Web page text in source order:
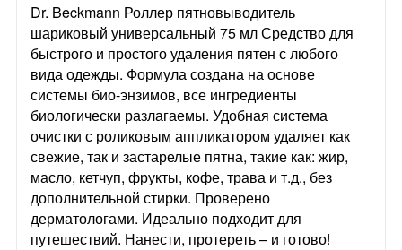
Dr. Beckmann Роллер пятновыводитель
шариковый универсальный 75 мл Средство для
быстрого и простого удаления пятен с любого
вида одежды. Формула создана на основе
системы био-энзимов, все ингредиенты
биологически разлагаемы. Удобная система
очистки с роликовым аппликатором удаляет как
свежие, так и застарелые пятна, такие как: жир,
масло, кетчуп, фрукты, кофе, трава и т.д., без
дополнительной стирки. Проверено
дерматологами. Идеально подходит для
путешествий. Нанести, протереть – и готово!